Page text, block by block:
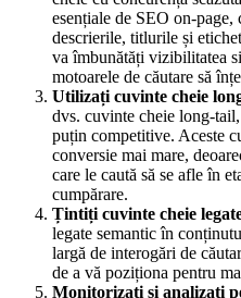
esențiale de SEO on-
descrierile, titlurile și
va îmbunătăți vizibilitatea
motoarele de căutare să
Utilizați cuvinte cheie
dvs. cuvinte cheie long-
puțin competitive. Aceste
conversie mai mare,
care le caută să se afle în
cumpărare.
Țintiți cuvinte cheie
legate semantic în
largă de interogări de
de a vă poziționa pentru
Monitorizați și analizați